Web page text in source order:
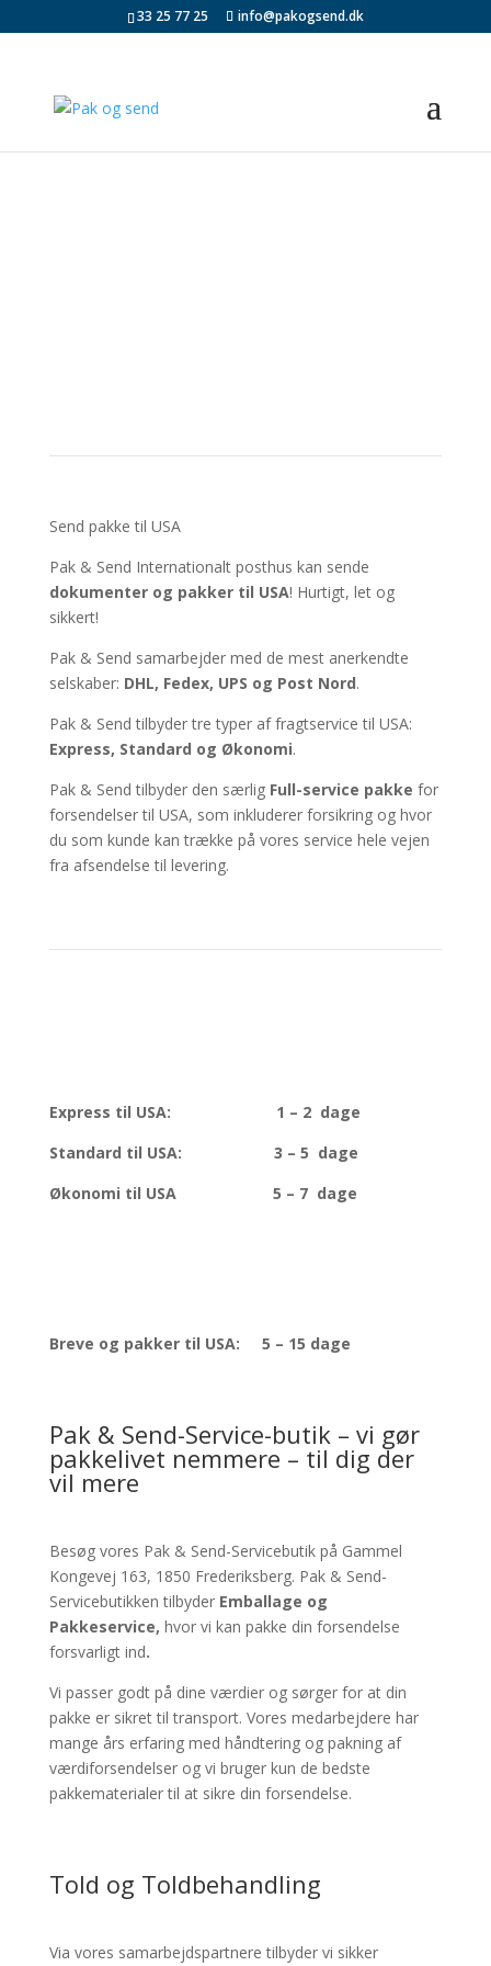
33 25 77 25 info@pakogsend.dk
Send pakke til USA
Pak & Send Internationalt posthus kan sende
dokumenter og pakker til USA! Hurtigt, let og
sikkert!
Pak & Send samarbejder med de mest anerkendte
selskaber: DHL, Fedex, UPS og Post Nord.
Pak & Send tilbyder tre typer af fragtservice til USA:
Express, Standard og Økonomi.
Pak & Send tilbyder den særlig Full-service pakke for
forsendelser til USA, som inkluderer forsikring og hvor
du som kunde kan trække på vores service hele vejen
fra afsendelse til levering.
Express til USA: 1 – 2 dage
Standard til USA: 3 – 5 dage
Økonomi til USA 5 – 7 dage
Breve og pakker til USA: 5 – 15 dage
Pak & Send-Service-butik – vi gør
pakkelivet nemmere – til dig der
vil mere
Besøg vores Pak & Send-Servicebutik på Gammel
Kongevej 163, 1850 Frederiksberg. Pak & Send-
Servicebutikken tilbyder Emballage og
Pakkeservice, hvor vi kan pakke din forsendelse
forsvarligt ind.
Vi passer godt på dine værdier og sørger for at din
pakke er sikret til transport. Vores medarbejdere har
mange års erfaring med håndtering og pakning af
værdiforsendelser og vi bruger kun de bedste
pakkematerialer til at sikre din forsendelse.
Told og Toldbehandling
Via vores samarbejdspartnere tilbyder vi sikker